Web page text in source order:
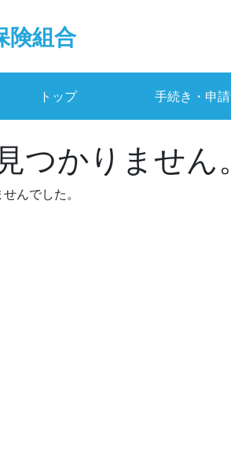
険組合
トップ 手続き・申請
つかりません。
んでした。